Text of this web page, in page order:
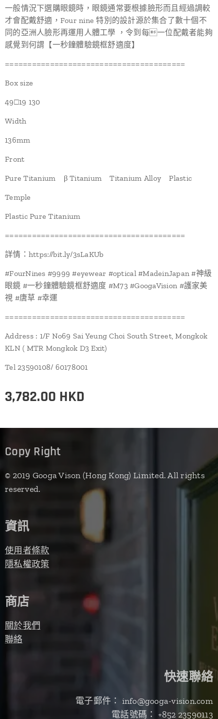
一般情況下選購眼鏡時，眼鏡通常要根據臉形而且經過調較
才會配戴舒適，Four nine 特別的設計源於集合了數十個不
同的亞洲人臉形再運用人體工學 ，令到每一位配戴者能夠
感覺到何謂【一秒鐘體驗鏡框舒適度】
========================================
Box size
49□19 130
Width
136mm
Front
Pure Titanium β Titanium Titanium Alloy Plastic
Temple
Plastic Pure Titanium
========================================
詳情：https://bit.ly/3sLaKUb
#FourNines #9999 #eyewear #optical #MadeinJapan #神級
眼鏡 #一秒鐘體驗鏡框舒適度 #M73 #GoogaVision #護家美
視 #唐草 #幸運
========================================
Address : 1/F No69 Sai Yeung Choi South Street, Mongkok
KLN ( MTR Mongkok D3 Exit)
Tel 23590108/ 60178001
3,782.00 HKD
Copy Right
© 2019 Googa Vison (Hong Kong) Limited. All rights
reserved.
資訊
使用者條款
隱私權政策
商店
關於我們
聯絡
快速聯絡
電子郵件： info@googa-vision.com
電話號碼： +852 23590113